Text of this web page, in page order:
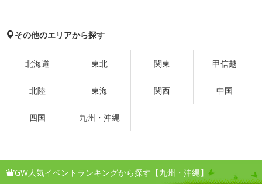
その他のエリアから探す
北海道 東北 関東 甲信越
北陸 東海 関西 中国
四国 九州・沖縄
GW人気イベントランキングから探す【九州・沖縄】